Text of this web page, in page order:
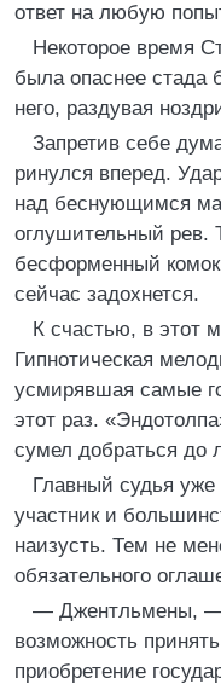
ответ на любую
Некоторое время
была опаснее стада
него, раздувая
Запретив себе
ринулся вперед.
над беснующимся
оглушительный рев.
бесформенный
сейчас задохнется.
К счастью, в этот
Гипнотическая
усмирявшая самые
этот раз.
сумел добраться до
Главный судья
участник и
наизусть. Тем не
обязательного
— Джентльмены, —
возможность
приобретение